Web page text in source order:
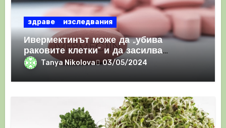
здраве изследвания
Ивермектинът може да „убива
раковите клетки“ и да засилва
имунния отговор
Tanya Nikolova 03/05/2024